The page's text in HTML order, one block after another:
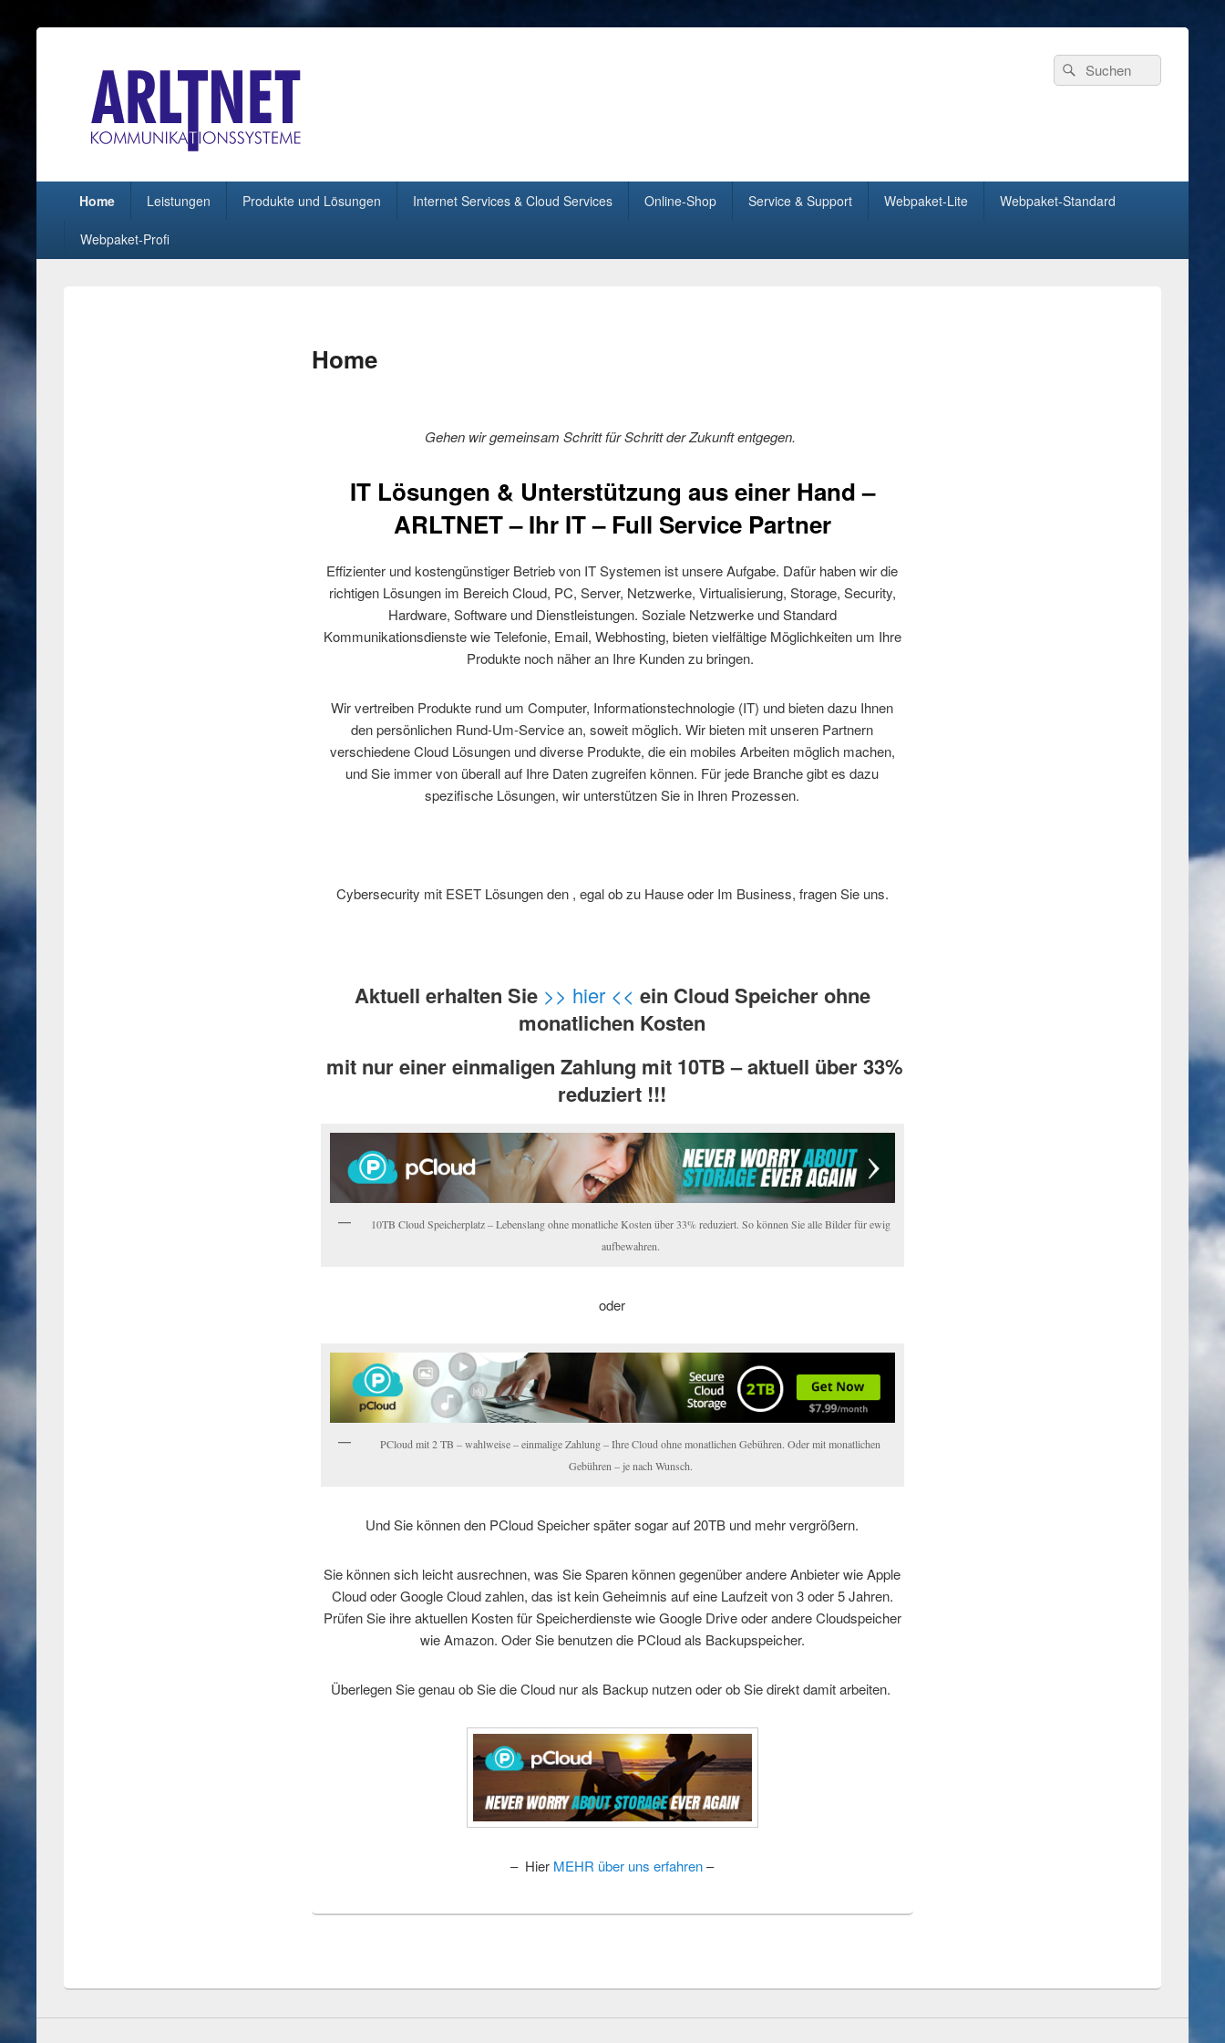
ARLTNET Kommunikationssysteme
Header
Right
Search
for:
Search
Home Leistungen Produkte und Lösungen Internet Services & Cloud Services Online-Shop Service & Support Webpaket-Lite Webpaket-Standard
Webpaket-Profi
Home
Gehen wir gemeinsam Schritt für Schritt der Zukunft entgegen.
IT Lösungen & Unterstützung aus einer Hand –
ARLTNET – Ihr IT – Full Service Partner
Effizienter und kostengünstiger Betrieb von IT Systemen ist unsere Aufgabe. Dafür haben wir die
richtigen Lösungen im Bereich Cloud, PC, Server, Netzwerke, Virtualisierung, Storage, Security,
Hardware, Software und Dienstleistungen. Soziale Netzwerke und Standard
Kommunikationsdienste wie Telefonie, Email, Webhosting, bieten vielfältige Möglichkeiten um Ihre
Produkte noch näher an Ihre Kunden zu bringen.
Wir vertreiben Produkte rund um Computer, Informationstechnologie (IT) und bieten dazu Ihnen
den persönlichen Rund-Um-Service an, soweit möglich. Wir bieten mit unseren Partnern
verschiedene Cloud Lösungen und diverse Produkte, die ein mobiles Arbeiten möglich machen,
und Sie immer von überall auf Ihre Daten zugreifen können. Für jede Branche gibt es dazu
spezifische Lösungen, wir unterstützen Sie in Ihren Prozessen.
Cybersecurity mit ESET Lösungen den , egal ob zu Hause oder Im Business, fragen Sie uns.
Aktuell erhalten Sie >> hier << ein Cloud Speicher ohne
monatlichen Kosten
mit nur einereinmaligen Zahlung mit 10TB – aktuell über 33%
reduziert !!!
10TB Cloud Speicherplatz – Lebenslang ohne monatliche Kosten über 33% reduziert. So können Sie alle Bilder für ewig
aufbewahren.
oder
PCloud mit 2 TB – wahlweise – einmalige Zahlung – Ihre Cloud ohne monatlichen Gebühren. Oder mit monatlichen
Gebühren – je nach Wunsch.
Und Sie können den PCloud Speicher später sogar auf 20TB und mehr vergrößern.
Sie können sich leicht ausrechnen, was Sie Sparen können gegenüber andere Anbieter wie Apple
Cloud oder Google Cloud zahlen, das ist kein Geheimnis auf eine Laufzeit von 3 oder 5 Jahren.
Prüfen Sie ihre aktuellen Kosten für Speicherdienste wie Google Drive oder andere Cloudspeicher
wie Amazon. Oder Sie benutzen die PCloud als Backupspeicher.
Überlegen Sie genau ob Sie die Cloud nur als Backup nutzen oder ob Sie direkt damit arbeiten.
– Hier MEHR über uns erfahren–